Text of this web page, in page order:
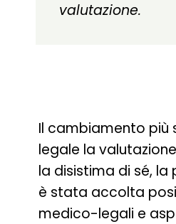
valutazione.
Il cambiamento più
legale la
la disistima di sé,
è stata accolta
medico-legali e